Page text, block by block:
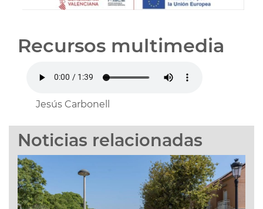
Recursos multimedia
Jesús Carbonell
Noticias relacionadas